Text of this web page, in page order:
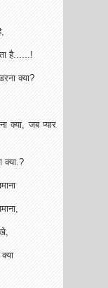
है......!
क्या?
क्या, जब प्यार
क्या.?